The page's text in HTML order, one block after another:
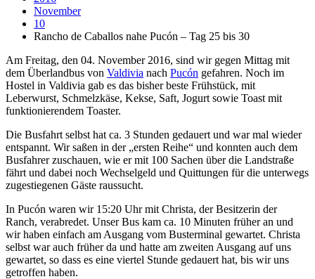
November
10
Rancho de Caballos nahe Pucón – Tag 25 bis 30
Am Freitag, den 04. November 2016, sind wir gegen Mittag mit
dem Überlandbus von Valdivia nach Pucón gefahren. Noch im
Hostel in Valdivia gab es das bisher beste Frühstück, mit
Leberwurst, Schmelzkäse, Kekse, Saft, Jogurt sowie Toast mit
funktionierendem Toaster.
Die Busfahrt selbst hat ca. 3 Stunden gedauert und war mal wieder
entspannt. Wir saßen in der „ersten Reihe“ und konnten auch dem
Busfahrer zuschauen, wie er mit 100 Sachen über die Landstraße
fährt und dabei noch Wechselgeld und Quittungen für die unterwegs
zugestiegenen Gäste raussucht.
In Pucón waren wir 15:20 Uhr mit Christa, der Besitzerin der
Ranch, verabredet. Unser Bus kam ca. 10 Minuten früher an und
wir haben einfach am Ausgang vom Busterminal gewartet. Christa
selbst war auch früher da und hatte am zweiten Ausgang auf uns
gewartet, so dass es eine viertel Stunde gedauert hat, bis wir uns
getroffen haben.